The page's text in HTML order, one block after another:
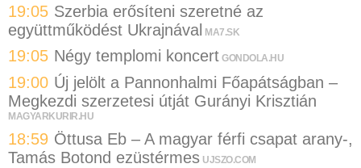
19:05 Szerbia erősíteni szeretné az
együttműködést Ukrajnával MA7.SK
19:05 Négy templomi koncert GONDOLA.HU
19:00 Új jelölt a Pannonhalmi Főapátságban –
Megkezdi szerzetesi útját Gurányi Krisztián
MAGYARKURIR.HU
18:59 Öttusa Eb – A magyar férfi csapat arany-,
Tamás Botond ezüstérmes UJSZO.COM